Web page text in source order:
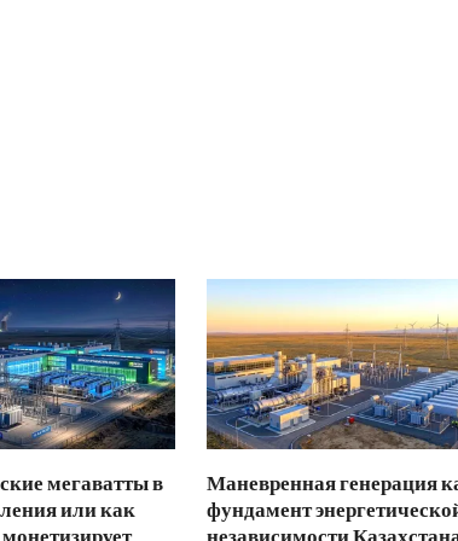
мегаватты в
или как
Маневренная генерация
фундамент
независимости